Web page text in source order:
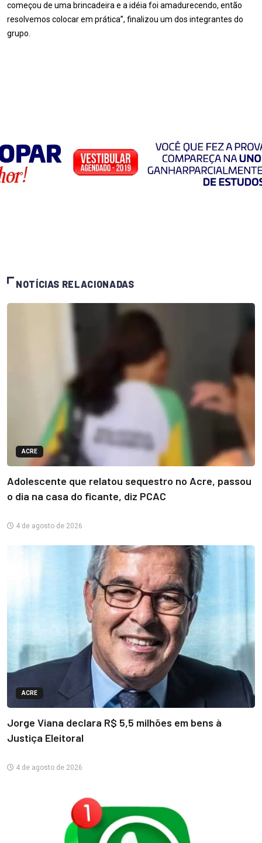
começou de uma brincadeira e a idéia foi amadurecendo, então
resolvemos colocar em prática”, finalizou um dos integrantes do
grupo.
NOTÍCIAS RELACIONADAS
ACRE
Adolescente que relatou sequestro no Acre, passou
o dia na casa do ficante, diz PCAC
4 de agosto de 2026
ACRE
Jorge Viana declara R$ 5,5 milhões em bens à
Justiça Eleitoral
4 de agosto de 2026